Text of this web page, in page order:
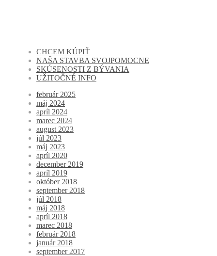
CHCEM KÚPIŤ
NAŠA STAVBA SVOJPOMOCNE
SKÚSENOSTI Z BÝVANIA
UŽITOČNÉ INFO
február 2025
máj 2024
apríl 2024
marec 2024
august 2023
júl 2023
máj 2023
apríl 2020
december 2019
apríl 2019
október 2018
september 2018
júl 2018
máj 2018
apríl 2018
marec 2018
február 2018
január 2018
september 2017